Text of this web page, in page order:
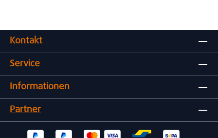
Kontakt
Service
Informationen
Partner